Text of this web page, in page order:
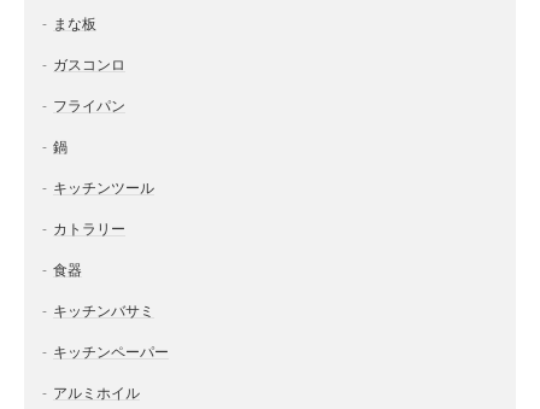
まな板
ガスコンロ
フライパン
鍋
キッチンツール
カトラリー
食器
キッチンバサミ
キッチンペーパー
アルミホイル